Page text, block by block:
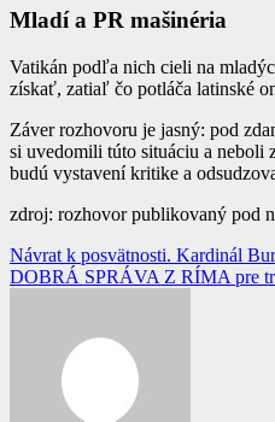
Mladí a PR mašinéria
Vatikán podľa nich cieli na
získať, zatiaľ čo potláča latinské
Záver rozhovoru je jasný: pod
si uvedomili túto situáciu a neboli
budú vystavení kritike a
zdroj: rozhovor publikovaný pod
Navigácia
v
Návrat k posvätnosti. Kardinál
DOBRÁ SPRÁVA Z RÍMA pre